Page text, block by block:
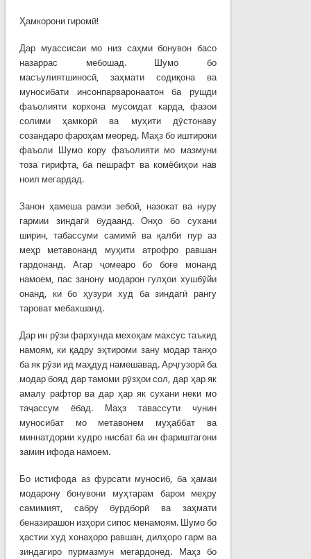
Ҳамкорони гиромӣ!
Дар муассисаи мо низ саҳми бонувон басо
назаррас мебошад. Шумо бо
масъулиятшиносӣ, заҳмати содиқона ва
муносибати инсонпарваронаатон ба рушди
фаъолияти корхона мусоидат карда, фазои
солими ҳамкорӣ ва муҳити дӯстонаву
созандаро фароҳам меоред. Маҳз бо иштироки
фаъоли Шумо кору фаъолияти мо мазмуни
тоза гирифта, ба пешрафт ва комёбиҳои нав
ноил мегардад.
Занон ҳамеша рамзи зебоӣ, назокат ва нуру
гармии зиндагӣ будаанд. Онҳо бо сухани
ширин, табассуми самимӣ ва қалби пур аз
меҳр метавонанд муҳити атрофро равшан
гардонанд. Агар ҷомеаро бо боғе монанд
намоем, пас занону модарон гулҳои хушбӯйи
онанд, ки бо ҳузури худ ба зиндагӣ рангу
тароват мебахшанд.
Дар ин рӯзи фархунда мехоҳам махсус таъкид
намоям, ки қадру эҳтироми зану модар танҳо
ба як рӯзи ид маҳдуд намешавад. Арҷгузорӣ ба
модар бояд дар тамоми рӯзҳои сол, дар ҳар як
амалу рафтор ва дар ҳар як сухани неки мо
таҷассум ёбад. Маҳз тавассути чунин
муносибат мо метавонем муҳаббат ва
миннатдории худро нисбат ба ин фариштагони
замин ифода намоем.
Бо истифода аз фурсати муносиб, ба ҳамаи
модарону бонувони муҳтарам барои меҳру
самимият, сабру бурдборӣ ва заҳмати
беназирашон изҳори сипос менамоям. Шумо бо
ҳастии худ хонаҳоро равшан, дилҳоро гарм ва
зиндагиро пурмазмун мегардонед. Маҳз бо